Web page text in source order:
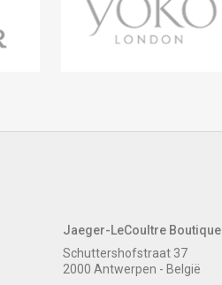
Jaeger-LeCoultre Boutique
Schuttershofstraat 37
2000 Antwerpen - België